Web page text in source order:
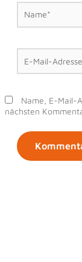
Name*
E-
Mail-
Adresse*
Name, E-Mail-
nächsten